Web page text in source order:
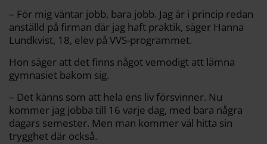
– För mig väntar jobb, bara jobb. Jag är i princip redan
anställd på firman där jag haft praktik, säger Hanna
Lundkvist, 18, elev på VVS-programmet.
Hon säger att det finns något vemodigt att lämna
gymnasiet bakom sig.
– Det känns som att hela ens liv försvinner. Nu
kommer jag jobba till 16 varje dag, med bara några
dagars semester. Men man kommer väl hitta sin
trygghet där också.